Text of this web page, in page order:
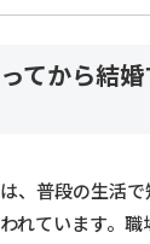
てから結
、普段の生活
れています。